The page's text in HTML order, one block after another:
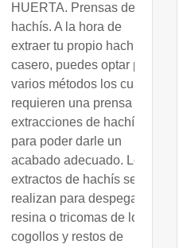
HUERTA. Prensas de
hachís. A la hora de
extraer tu propio hachís
casero, puedes optar por
varios métodos los cuales
requieren una prensa de
extracciones de hachís
para poder darle un
acabado adecuado. Los
extractos de hachís se
realizan para despegar la
resina o tricomas de los
cogollos y restos de